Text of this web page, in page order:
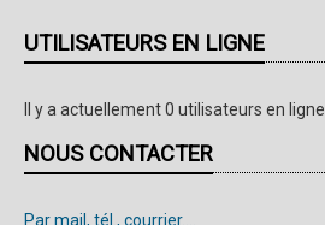
UTILISATEURS EN LIGNE
Il y a actuellement 0 utilisateurs en ligne.
NOUS CONTACTER
Par mail, tél., courrier....